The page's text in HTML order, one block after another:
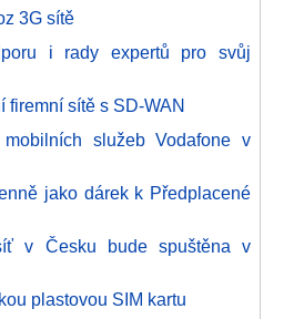
3G sítě
i rady expertů pro svůj
firemní sítě s SD-WAN
služeb Vodafone v
jako dárek k Předplacené
v Česku bude spuštěna v
plastovou SIM kartu